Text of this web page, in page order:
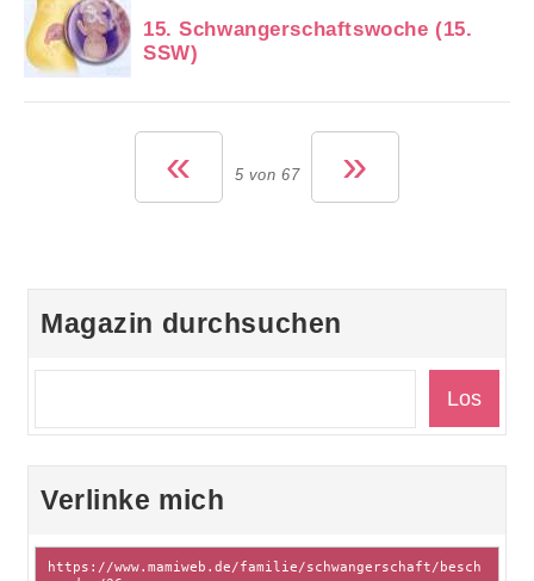
15. Schwangerschaftswoche (15.
SSW)
« 5 von 67 »
Magazin durchsuchen
Verlinke mich